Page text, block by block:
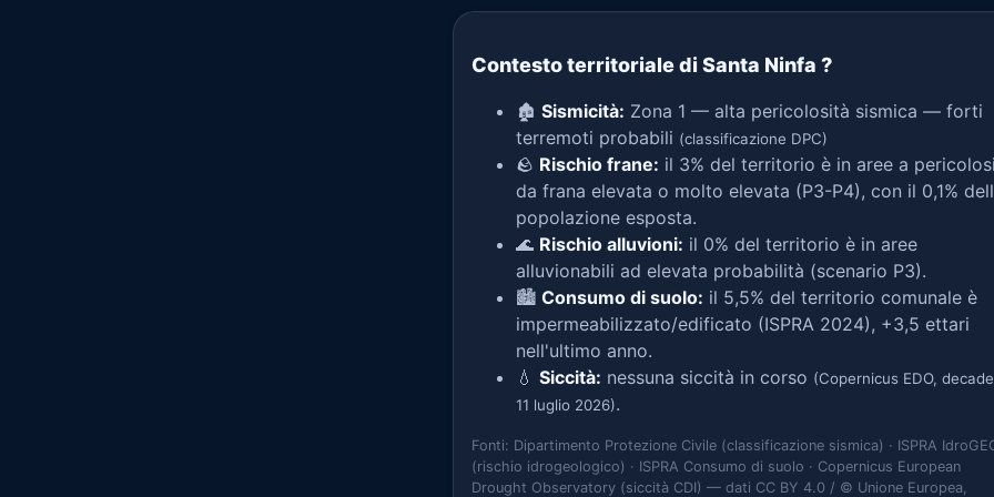
Contesto territoriale di Santa Ninfa ?
🏚️ Sismicità: Zona 1 — alta pericolosità sismica — forti
terremoti probabili (classificazione DPC)
🪨 Rischio frane: il 3% del territorio è in aree a
da frana elevata o molto elevata (P3-P4), con il 0,1%
popolazione esposta.
🌊 Rischio alluvioni: il 0% del territorio è in aree
alluvionabili ad elevata probabilità (scenario P3).
🏙️ Consumo di suolo: il 5,5% del territorio comunale è
impermeabilizzato/edificato (ISPRA 2024), +3,5 ettari
nell'ultimo anno.
💧 Siccità: nessuna siccità in corso (Copernicus EDO,
11 luglio 2026).
Fonti: Dipartimento Protezione Civile (classificazione sismica) · ISPRA
(rischio idrogeologico) · ISPRA Consumo di suolo · Copernicus European
Drought Observatory (siccità CDI) — dati CC BY 4.0 / © Unione Europea,